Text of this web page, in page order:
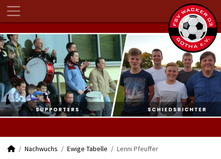
Nachwuchs Ewige Tabelle Lenni Pfeuffer